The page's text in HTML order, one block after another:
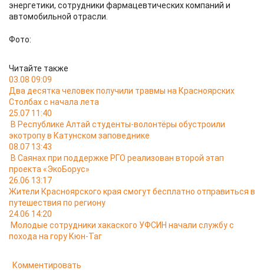
энергетики, сотрудники фармацевтических компаний и
автомобильной отрасли.
Фото:
Читайте также
03.08 09:09
Два десятка человек получили травмы на Красноярских
Столбах с начала лета
25.07 11:40
В Республике Алтай студенты-волонтёры обустроили
экотропу в Катунском заповеднике
08.07 13:43
В Саянах при поддержке РГО реализован второй этап
проекта «ЭкоБорус»
26.06 13:17
Жители Красноярского края смогут бесплатно отправиться в
путешествия по региону
24.06 14:20
Молодые сотрудники хакаского УФСИН начали службу с
похода на гору Кюн-Таг
Комментировать